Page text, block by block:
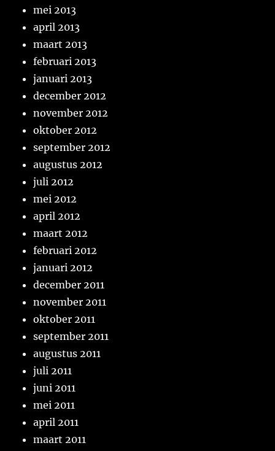
mei 2013
april 2013
maart 2013
februari 2013
januari 2013
december 2012
november 2012
oktober 2012
september 2012
augustus 2012
juli 2012
mei 2012
april 2012
maart 2012
februari 2012
januari 2012
december 2011
november 2011
oktober 2011
september 2011
augustus 2011
juli 2011
juni 2011
mei 2011
april 2011
maart 2011